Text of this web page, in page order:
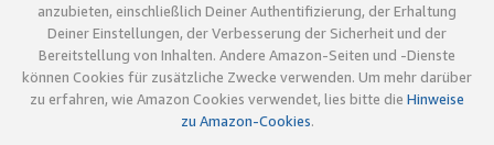
anzubieten, einschließlich Deiner Authentifizierung, der Erhaltung
Deiner Einstellungen, der Verbesserung der Sicherheit und der
Bereitstellung von Inhalten. Andere Amazon-Seiten und -Dienste
können Cookies für zusätzliche Zwecke verwenden. Um mehr darüber
zu erfahren, wie Amazon Cookies verwendet, lies bitte die Hinweise
zu Amazon-Cookies.